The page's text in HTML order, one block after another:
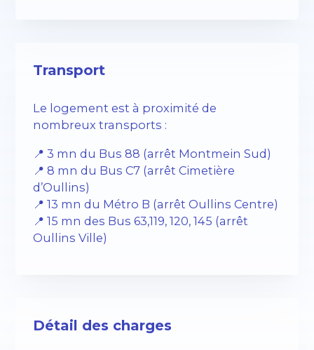
Transport
Le logement est à proximité de
nombreux transports :
📍 3 mn du Bus 88 (arrêt Montmein Sud)
📍 8 mn du Bus C7 (arrêt Cimetière
d’Oullins)
📍 13 mn du Métro B (arrêt Oullins Centre)
📍 15 mn des Bus 63,119, 120, 145 (arrêt
Oullins Ville)
Détail des charges